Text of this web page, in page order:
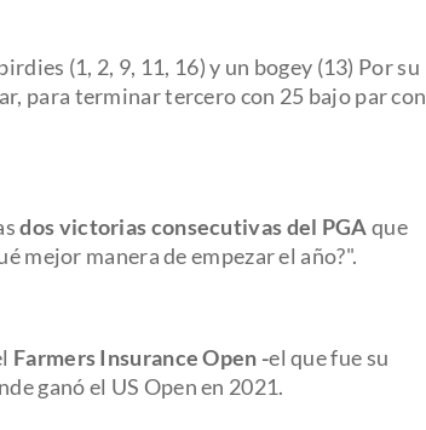
(1, 2, 9, 11, 16) y un bogey (13) Por su
para terminar tercero con 25 bajo par con
dos victorias consecutivas del PGAque
mejor manera de empezar el año?".
Farmers Insurance Open -el que fue su
ganó el US Open en 2021.